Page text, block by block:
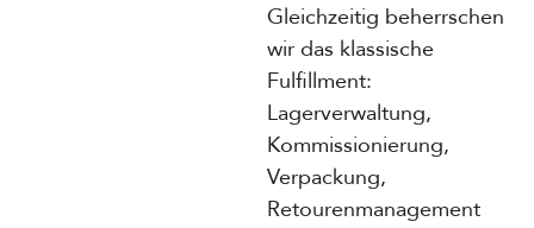
Gleichzeitig beherrschen
wir das klassische
Fulfillment:
Lagerverwaltung,
Kommissionierung,
Verpackung,
Retourenmanagement